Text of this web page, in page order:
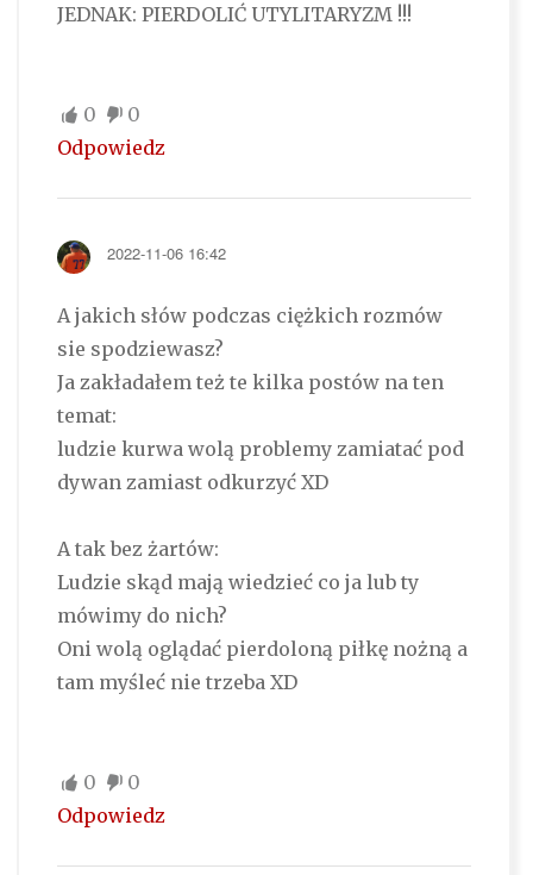
JEDNAK: PIERDOLIĆ UTYLITARYZM !!!
0
0
Odpowiedz
2022-11-06 16:42
A jakich słów podczas ciężkich rozmów
sie spodziewasz?
Ja zakładałem też te kilka postów na ten
temat:
ludzie kurwa wolą problemy zamiatać pod
dywan zamiast odkurzyć XD
A tak bez żartów:
Ludzie skąd mają wiedzieć co ja lub ty
mówimy do nich?
Oni wolą oglądać pierdoloną piłkę nożną a
tam myśleć nie trzeba XD
0
0
Odpowiedz